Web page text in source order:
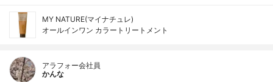
MY NATURE(マイナチュレ)
オールインワン カラートリートメント
アラフォー会社員
かんな